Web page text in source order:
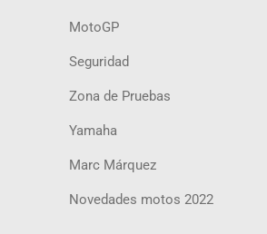
MotoGP
Seguridad
Zona de Pruebas
Yamaha
Marc Márquez
Novedades motos 2022